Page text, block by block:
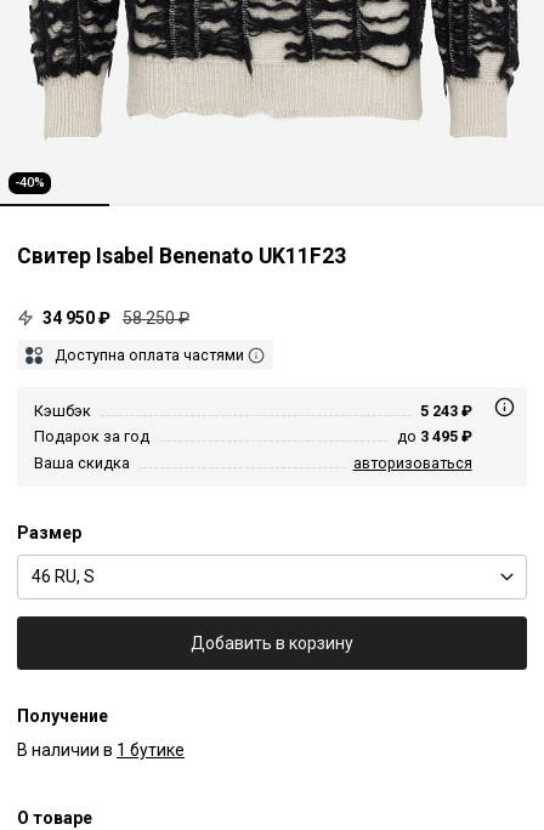
-40%
Свитер Isabel Benenato UK11F23
34 950 ₽ 58 250 ₽
Доступна оплата частями
Кэшбэк
5 243 ₽
Подарок за год
до 3 495 ₽
Ваша скидка
авторизоваться
Размер
46 RU, S
Добавить в корзину
Получение
В наличии в 1 бутике
О товаре